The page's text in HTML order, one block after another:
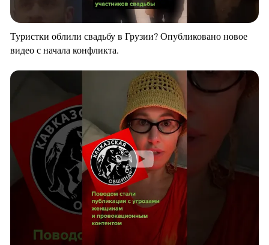
Туристки облили свадьбу в Грузии? Опубликовано новое
видео с начала конфликта.